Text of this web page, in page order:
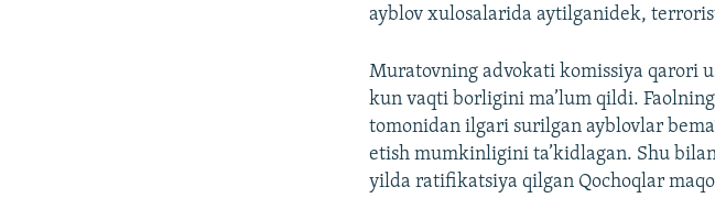
ayblov xulosalarida aytilganidek,
Muratovning advokati komissiya qarori
kun vaqti borligini ma’lum qildi.
tomonidan ilgari surilgan ayblovlar
etish mumkinligini ta’kidlagan. Shu
yilda ratifikatsiya qilgan Qochoqlar